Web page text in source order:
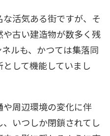
活気ある街ですが、そ
古い建造物が数多く残
ルも、かつては集落同
して機能していまし
や周辺環境の変化に伴
いつしか閉鎖されてし